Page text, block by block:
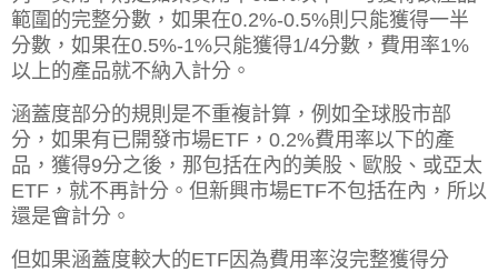
範圍的完整分數，如果在0.2%-0.5%則只能獲得一半
分數，如果在0.5%-1%只能獲得1/4分數，費用率1%
以上的產品就不納入計分。
涵蓋度部分的規則是不重複計算，例如全球股市部
分，如果有已開發市場ETF，0.2%費用率以下的產
品，獲得9分之後，那包括在內的美股、歐股、或亞太
ETF，就不再計分。但新興市場ETF不包括在內，所以
還是會計分。
但如果涵蓋度較大的ETF因為費用率沒完整獲得分